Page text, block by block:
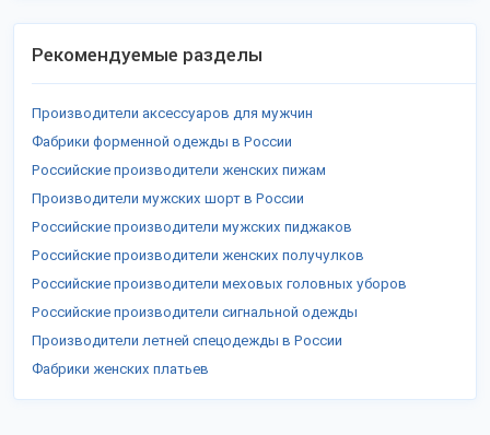
Рекомендуемые разделы
Производители аксессуаров для мужчин
Фабрики форменной одежды в России
Российские производители женских пижам
Производители мужских шорт в России
Российские производители мужских пиджаков
Российские производители женских получулков
Российские производители меховых головных уборов
Российские производители сигнальной одежды
Производители летней спецодежды в России
Фабрики женских платьев